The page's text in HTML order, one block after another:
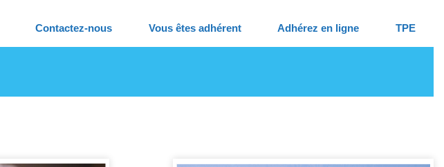
Contactez-nous Vous êtes adhérent Adhérez en ligne TPE